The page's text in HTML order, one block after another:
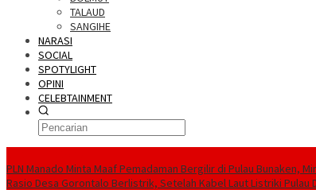
TALAUD
SANGIHE
NARASI
SOCIAL
SPOTYLIGHT
OPINI
CELEBTAINMENT
PLN Manado Minta Maaf Pemadaman Bergilir di Pulau Bunaken,
Rasio Desa Gorontalo Berlistrik, Setelah Kabel Laut Listriki Pulau